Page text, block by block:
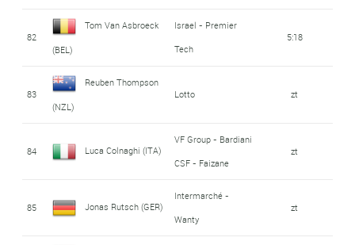
82
Tom Van Asbroeck
(BEL)
Israel - Premier
Tech
5:18
83
Reuben Thompson
(NZL)
Lotto zt
84 Luca Colnaghi (ITA)
VF Group - Bardiani
CSF - Faizane
zt
85 Jonas Rutsch (GER)
Intermarché -
Wanty
zt